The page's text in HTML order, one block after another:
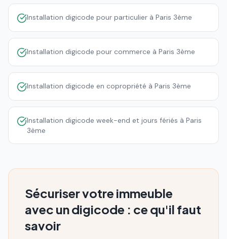
Installation digicode pour particulier à Paris 3ème
Installation digicode pour commerce à Paris 3ème
Installation digicode en copropriété à Paris 3ème
Installation digicode week-end et jours fériés à Paris
3ème
Sécuriser votre immeuble
avec un digicode : ce qu'il faut
savoir